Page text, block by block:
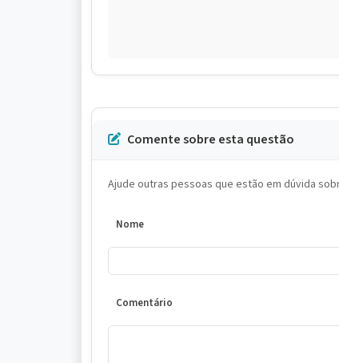
Comente sobre esta questão
Ajude outras pessoas que estão em dúvida
Nome
Comentário